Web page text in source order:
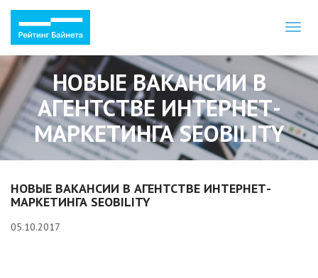
НОВЫЕ ВАКАНСИИ В
АГЕНТСТВЕ ИНТЕРНЕТ-
МАРКЕТИНГА SEOBILITY
НОВЫЕ ВАКАНСИИ В АГЕНТСТВЕ ИНТЕРНЕТ-
МАРКЕТИНГА SEOBILITY
05.10.2017